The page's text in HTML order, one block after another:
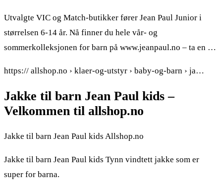
Utvalgte VIC og Match-butikker fører Jean Paul Junior i
størrelsen 6-14 år. Nå finner du hele vår- og
sommerkolleksjonen for barn på www.jeanpaul.no – ta en …
https:// allshop.no › klaer-og-utstyr › baby-og-barn › ja…
Jakke til barn Jean Paul kids –
Velkommen til allshop.no
Jakke til barn Jean Paul kids Allshop.no
Jakke til barn Jean Paul kids Tynn vindtett jakke som er
super for barna.